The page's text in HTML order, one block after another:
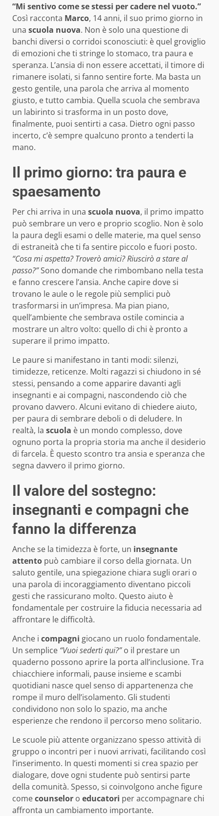
“Mi sentivo come se stessi per cadere nel vuoto.”
Così racconta Marco, 14 anni, il suo primo giorno in
una scuola nuova. Non è solo una questione di
banchi diversi o corridoi sconosciuti: è quel groviglio
di emozioni che ti stringe lo stomaco, tra paura e
speranza. L’ansia di non essere accettati, il timore di
rimanere isolati, si fanno sentire forte. Ma basta un
gesto gentile, una parola che arriva al momento
giusto, e tutto cambia. Quella scuola che sembrava
un labirinto si trasforma in un posto dove,
finalmente, puoi sentirti a casa. Dietro ogni passo
incerto, c’è sempre qualcuno pronto a tenderti la
mano.
Il primo giorno: tra paura e
spaesamento
Per chi arriva in una scuola nuova, il primo impatto
può sembrare un vero e proprio scoglio. Non è solo
la paura degli esami o delle materie, ma quel senso
di estraneità che ti fa sentire piccolo e fuori posto.
“Cosa mi aspetta? Troverò amici? Riuscirò a stare al
passo?”Sono domande che rimbombano nella testa
e fanno crescere l’ansia. Anche capire dove si
trovano le aule o le regole più semplici può
trasformarsi in un’impresa. Ma pian piano,
quell’ambiente che sembrava ostile comincia a
mostrare un altro volto: quello di chi è pronto a
superare il primo impatto.
Le paure si manifestano in tanti modi: silenzi,
timidezze, reticenze. Molti ragazzi si chiudono in sé
stessi, pensando a come apparire davanti agli
insegnanti e ai compagni, nascondendo ciò che
provano davvero. Alcuni evitano di chiedere aiuto,
per paura di sembrare deboli o di deludere. In
realtà, la scuola è un mondo complesso, dove
ognuno porta la propria storia ma anche il desiderio
di farcela. È questo scontro tra ansia e speranza che
segna davvero il primo giorno.
Il valore del sostegno:
insegnanti e compagni che
fanno la differenza
Anche se la timidezza è forte, un insegnante
attento può cambiare il corso della giornata. Un
saluto gentile, una spiegazione chiara sugli orari o
una parola di incoraggiamento diventano piccoli
gesti che rassicurano molto. Questo aiuto è
fondamentale per costruire la fiducia necessaria ad
affrontare le difficoltà.
Anche i compagni giocano un ruolo fondamentale.
Un semplice “Vuoi sederti qui?”o il prestare un
quaderno possono aprire la porta all’inclusione. Tra
chiacchiere informali, pause insieme e scambi
quotidiani nasce quel senso di appartenenza che
rompe il muro dell’isolamento. Gli studenti
condividono non solo lo spazio, ma anche
esperienze che rendono il percorso meno solitario.
Le scuole più attente organizzano spesso attività di
gruppo o incontri per i nuovi arrivati, facilitando così
l’inserimento. In questi momenti si crea spazio per
dialogare, dove ogni studente può sentirsi parte
della comunità. Spesso, si coinvolgono anche figure
comecounselor o educatori per accompagnare chi
affronta un cambiamento importante.